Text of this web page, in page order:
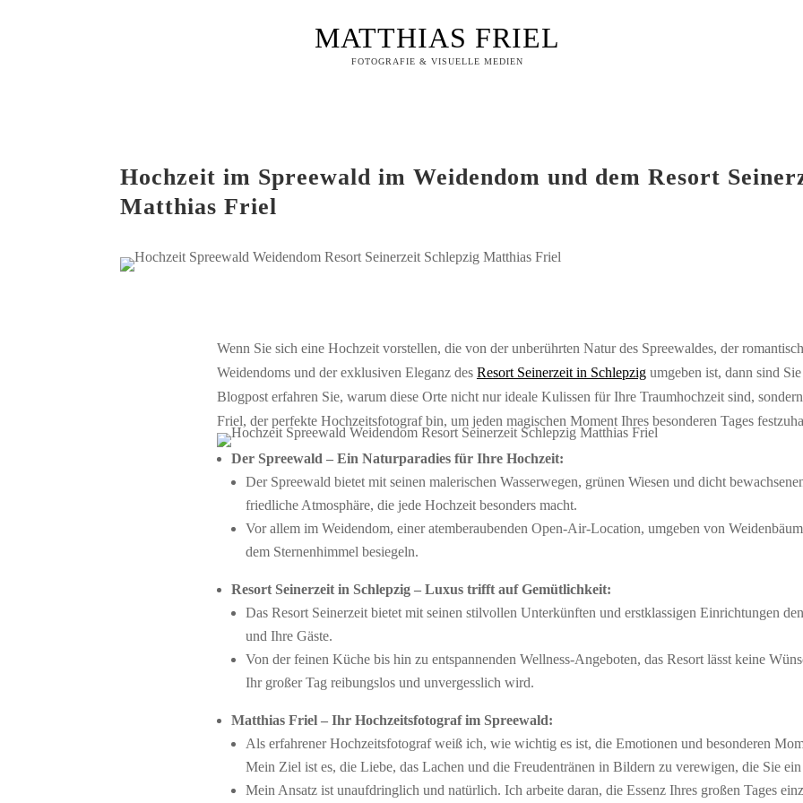
MATTHIAS FRIEL
FOTOGRAFIE & VISUELLE MEDIEN
Hochzeit im Spreewald im Weidendom und dem Resort
Matthias Friel
Wenn Sie sich eine Hochzeit vorstellen, die von der unberührten Natur des Spreewaldes, der
Weidendoms und der exklusiven Eleganz des Resort Seinerzeit in Schlepzigumgeben ist, dann sind
Blogpost erfahren Sie, warum diese Orte nicht nur ideale Kulissen für Ihre Traumhochzeit sind,
Friel, der perfekte Hochzeitsfotograf bin, um jeden magischen Moment Ihres besonderen Tages
Der Spreewald – Ein Naturparadies für Ihre Hochzeit:
Der Spreewald bietet mit seinen malerischen Wasserwegen, grünen Wiesen und dicht
friedliche Atmosphäre, die jede Hochzeit besonders macht.
Vor allem im Weidendom, einer atemberaubenden Open-Air-Location, umgeben von
dem Sternenhimmel besiegeln.
Resort Seinerzeit in Schlepzig – Luxus trifft auf Gemütlichkeit:
Das Resort Seinerzeit bietet mit seinen stilvollen Unterkünften und erstklassigen Einrichtungen
und Ihre Gäste.
Von der feinen Küche bis hin zu entspannenden Wellness-Angeboten, das Resort lässt keine
Ihr großer Tag reibungslos und unvergesslich wird.
Matthias Friel – Ihr Hochzeitsfotograf im Spreewald:
Als erfahrener Hochzeitsfotograf weiß ich, wie wichtig es ist, die Emotionen und besonderen
Mein Ziel ist es, die Liebe, das Lachen und die Freudentränen in Bildern zu verewigen, die Sie
Mein Ansatz ist unaufdringlich und natürlich. Ich arbeite daran, die Essenz Ihres großen Tages